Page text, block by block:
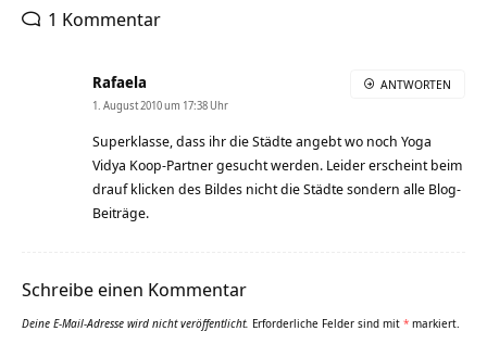
1 Kommentar
Rafaela
1. August 2010 um 17:38 Uhr
Superklasse, dass ihr die Städte angebt wo noch Yoga
Vidya Koop-Partner gesucht werden. Leider erscheint beim
drauf klicken des Bildes nicht die Städte sondern alle Blog-
Beiträge.
ANTWORTEN
Schreibe einen Kommentar
Deine E-Mail-Adresse wird nicht veröffentlicht. Erforderliche Felder sind mit * markiert.